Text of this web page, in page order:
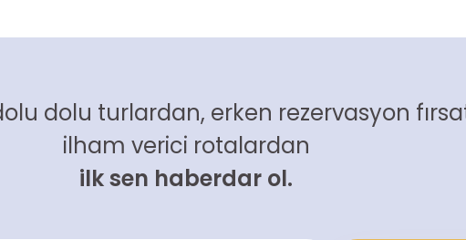
dolu turlardan, erken rezervasyon
ilham verici rotalardan
ilk sen haberdar ol.